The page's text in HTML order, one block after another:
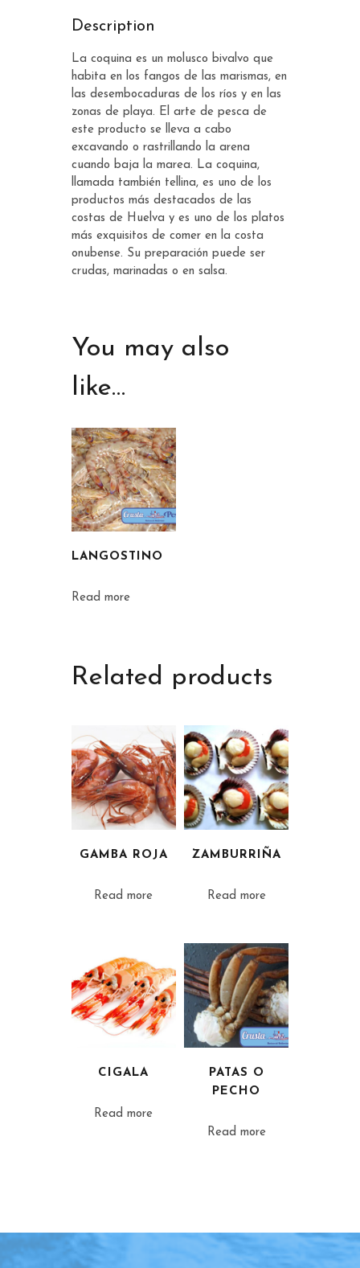
Description
La coquina es un molusco bivalvo que
habita en los fangos de las marismas, en
las desembocaduras de los ríos y en las
zonas de playa. El arte de pesca de
este producto se lleva a cabo
excavando o rastrillando la arena
cuando baja la marea. La coquina,
llamada también tellina, es uno de los
productos más destacados de las
costas de Huelva y es uno de los platos
más exquisitos de comer en la costa
onubense. Su preparación puede ser
crudas, marinadas o en salsa.
You may also
like…
LANGOSTINO
Read more
Related products
GAMBA ROJA
Read more
ZAMBURRIÑA
Read more
CIGALA
Read more
PATAS O
PECHO
Read more